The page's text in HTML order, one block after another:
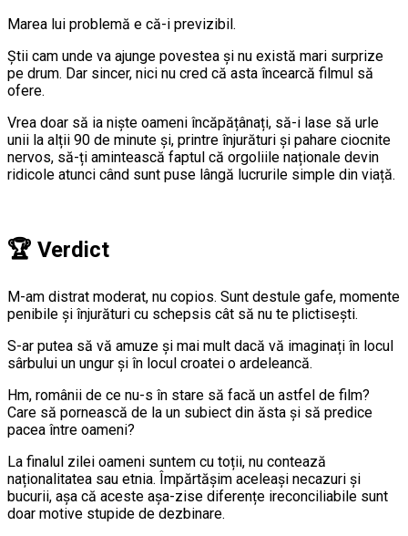
Marea lui problemă e că-i previzibil.
Știi cam unde va ajunge povestea și nu există mari surprize
pe drum. Dar sincer, nici nu cred că asta încearcă filmul să
ofere.
Vrea doar să ia niște oameni încăpățânați, să-i lase să urle
unii la alții 90 de minute și, printre înjurături și pahare ciocnite
nervos, să-ți amintească faptul că orgoliile naționale devin
ridicole atunci când sunt puse lângă lucrurile simple din viață.
🏆 Verdict
M-am distrat moderat, nu copios. Sunt destule gafe, momente
penibile și înjurături cu schepsis cât să nu te plictisești.
S-ar putea să vă amuze și mai mult dacă vă imaginați în locul
sârbului un ungur și în locul croatei o ardeleancă.
Hm, românii de ce nu-s în stare să facă un astfel de film?
Care să pornească de la un subiect din ăsta și să predice
pacea între oameni?
La finalul zilei oameni suntem cu toții, nu contează
naționalitatea sau etnia. Împărtășim aceleași necazuri și
bucurii, așa că aceste așa-zise diferențe ireconciliabile sunt
doar motive stupide de dezbinare.